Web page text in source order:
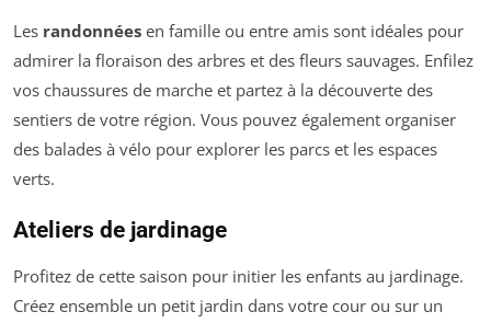
Les randonnées en famille ou entre amis sont idéales pour
admirer la floraison des arbres et des fleurs sauvages. Enfilez
vos chaussures de marche et partez à la découverte des
sentiers de votre région. Vous pouvez également organiser
des balades à vélo pour explorer les parcs et les espaces
verts.
Ateliers de jardinage
Profitez de cette saison pour initier les enfants au jardinage.
Créez ensemble un petit jardin dans votre cour ou sur un